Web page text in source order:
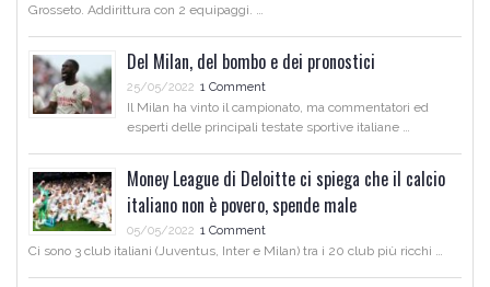
Grosseto. Addirittura con 2 equipaggi. …
Del Milan, del bombo e dei pronostici
25/05/2022 1 Comment
Il Milan ha vinto il campionato, ma commentatori ed
esperti delle principali testate sportive italiane …
Money League di Deloitte ci spiega che il calcio
italiano non è povero, spende male
05/05/2022 1 Comment
Ci sono 3 club italiani (Juventus, Inter e Milan) tra i 20 club più ricchi …